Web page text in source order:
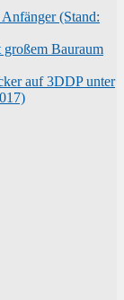
(Stand:
Bauraum
auf 3DDP unter